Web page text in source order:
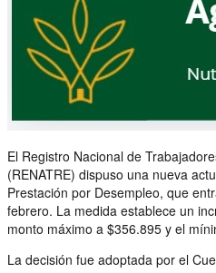
El Registro Nacional de
(RENATRE) dispuso una nueva
Prestación por Desempleo, que
febrero. La medida establece un
monto máximo a $356.895 y el
La decisión fue adoptada por el